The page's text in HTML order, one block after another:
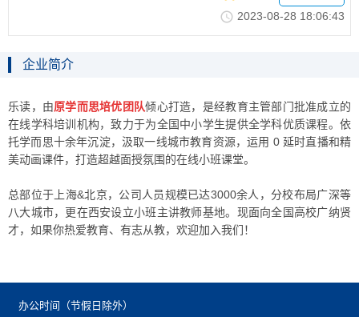
2023-08-2818:06:43
企业简介
乐读， 由原学而思培优团队倾心打造，是经教育主管部门批准成立的
在线学科培训机构，致力于为全国中小学生提供全学科优质课程。依
托学而思十余年沉淀， 汲取一线城市教育资源，运用0延时直播和精
美动画课件， 打造超越面授氛围的在线小班课堂。
总部位于上海&北京，公司人员规模已达3000余人，分校布局广深等
八大城市，更在西安设立小班主讲教师基地。现面向全国高校广纳贤
才，如果你热爱教育、有志从教，欢迎加入我们！
办公时间（节假日除外）